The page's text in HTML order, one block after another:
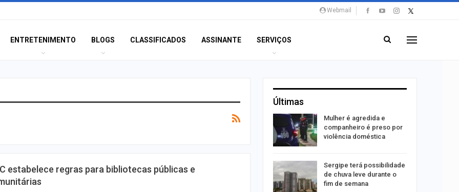
Webmail
ENTRETENIMENTO BLOGS CLASSIFICADOS ASSINANTE SERVIÇOS
estabelece regras para bibliotecas públicas e
Últimas
Orsse apresenta concerto
eletrônicos contra abuso
Mulher é agredida e
companheiro é preso por
violência doméstica
Sergipe terá possibilidade
de chuva leve durante o
fim de semana